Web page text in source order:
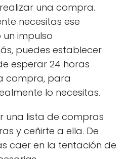
una compra.
necesitas ese
impulso
puedes establecer
esperar 24 horas
compra, para
lo necesitas.
una lista de compras
y ceñirte a ella. De
caer en la tentación de